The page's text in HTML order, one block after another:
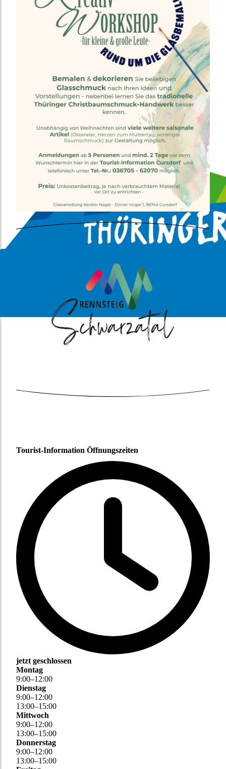
Tourist-Information Öffnungszeiten
jetzt geschlossen
Montag
9:00–12:00
Dienstag
9:00–12:00
13:00–15:00
Mittwoch
9:00–12:00
13:00–15:00
Donnerstag
9:00–12:00
13:00–15:00